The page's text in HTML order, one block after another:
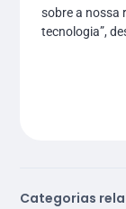
sobre a nossa
tecnologia”,
Categorias